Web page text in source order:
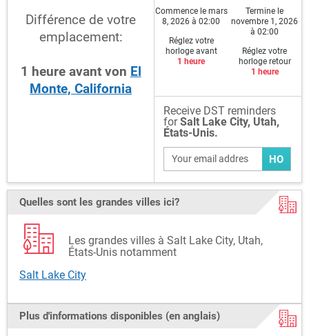
Différence de votre
emplacement:
1 heure avant von El
Monte, California
Commence le mars
8, 2026 à 02:00
Réglez votre
horloge avant
1 heure
Termine le
novembre 1, 2026
à 02:00
Réglez votre
horloge retour
1 heure
Receive DST reminders
forSalt Lake City, Utah,
États-Unis.
HO
Quelles sont les grandes villes ici?
Les grandes villes à Salt Lake City, Utah,
États-Unis notamment
Salt Lake City
Plus d'informations disponibles (en anglais)